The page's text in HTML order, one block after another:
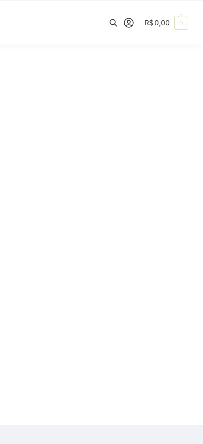
R$0,00 0